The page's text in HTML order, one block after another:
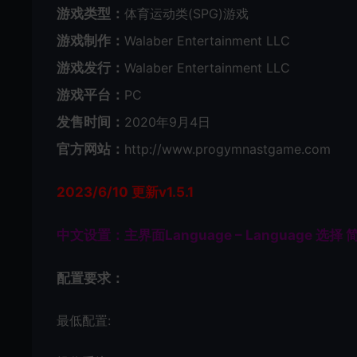
游戏类型： 体育运动类(SPG)游戏
游戏制作： Walaber Entertainment LLC
游戏发行： Walaber Entertainment LLC
游戏平台： PC
发售时间： 2020年9月4日
官方网站： http://www.progymnastgame.com
2023/6/10 更新v1.5.1
中文设置：主界面Language – Language 选择
配置要求：
最低配置: